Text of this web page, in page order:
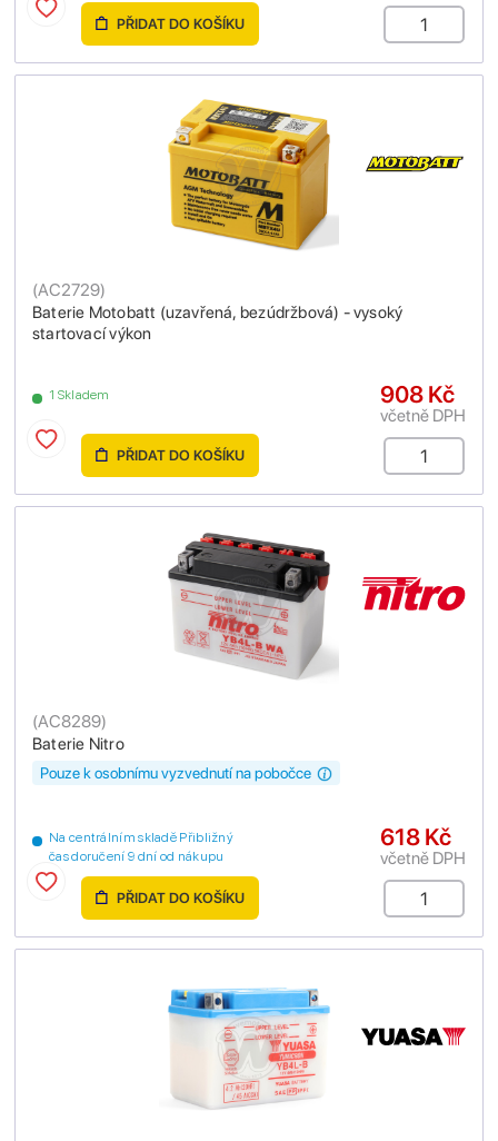
PŘIDAT DO KOŠÍKU
Baterie Motobatt (uzavřená, bezúdržbová) - vysoký
startovací výkon
(AC2729)
1 Skladem 908 Kč
včetně DPH
PŘIDAT DO KOŠÍKU
Baterie Nitro
(AC8289)
Na centrálním skladě Přibližný
čas doručení 9 dní od nákupu
Pouze k osobnímu vyzvednutí na pobočce
618 Kč
včetně DPH
PŘIDAT DO KOŠÍKU